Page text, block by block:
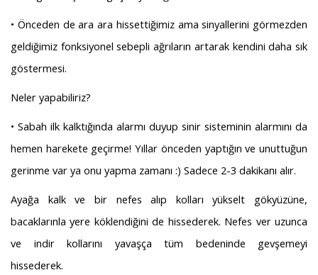
• Önceden de ara ara hissettiğimiz ama sinyallerini görmezden
geldiğimiz fonksiyonel sebepli ağrıların artarak kendini daha sık
göstermesi.
Neler yapabiliriz?
• Sabah ilk kalktığında alarmı duyup sinir sisteminin alarmını da
hemen harekete geçirme! Yıllar önceden yaptığın ve unuttuğun
gerinme var ya onu yapma zamanı :) Sadece 2-3 dakikanı alır.
Ayağa kalk ve bir nefes alıp kolları yükselt gökyüzüne,
bacaklarınla yere köklendiğini de hissederek. Nefes ver uzunca
ve indir kollarını yavaşça tüm bedeninde gevşemeyi
hissederek.